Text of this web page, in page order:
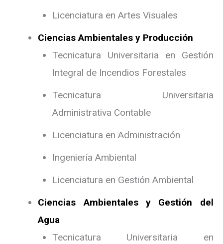
Licenciatura en Artes Visuales
Ciencias Ambientales y Producción
Tecnicatura Universitaria en Gestión
Integral de Incendios Forestales
Tecnicatura Universitaria
Administrativa Contable
Licenciatura en Administración
Ingeniería Ambiental
Licenciatura en Gestión Ambiental
Ciencias Ambientales y Gestión del
Agua
Tecnicatura Universitaria en